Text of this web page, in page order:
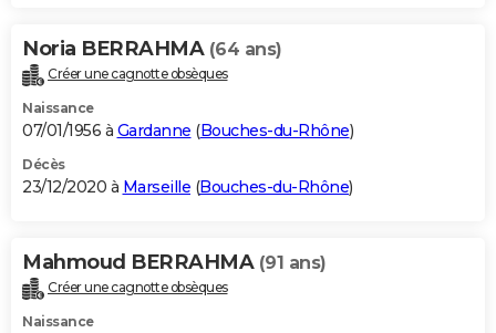
Noria BERRAHMA (64 ans)
Créer une cagnotte obsèques
Naissance
07/01/1956 à Gardanne (Bouches-du-Rhône)
Décès
23/12/2020 à Marseille (Bouches-du-Rhône)
Mahmoud BERRAHMA (91 ans)
Créer une cagnotte obsèques
Naissance